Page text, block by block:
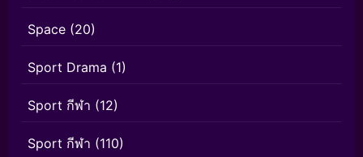
Space (20)
Sport Drama (1)
Sport กีฬา (12)
Sport กีฬา (110)